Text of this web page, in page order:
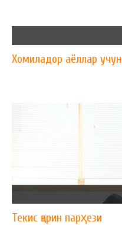
Хомиладор аёллар
Текис қорин парҳези